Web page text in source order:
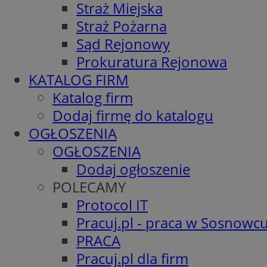
Straż Miejska
Straż Pożarna
Sąd Rejonowy
Prokuratura Rejonowa
KATALOG FIRM
Katalog firm
Dodaj firmę do katalogu
OGŁOSZENIA
OGŁOSZENIA
Dodaj ogłoszenie
POLECAMY
Protocol IT
Pracuj.pl - praca w
PRACA
Pracuj.pl dla firm